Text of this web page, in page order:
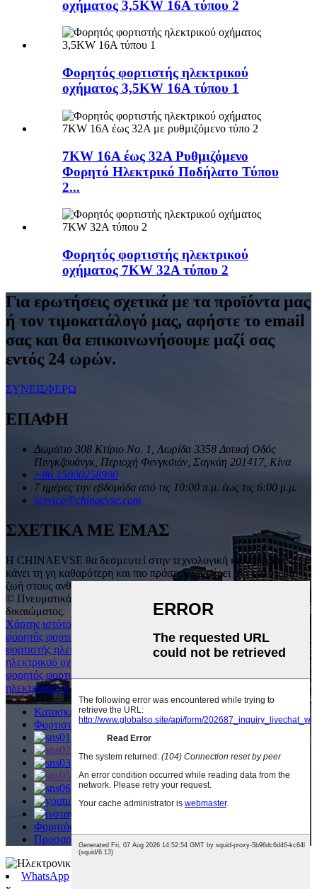
οχήματος 3,5KW 16A τύπου 2
Φορητός φορτιστής ηλεκτρικού
οχήματος 3,5KW 16A τύπου 1
7KW 16A έως 32A Ρυθμιζόμενο
Φορητό Ηλεκτρικό Ποδήλατο Τύπου
2...
Φορητός φορτιστής ηλεκτρικού
οχήματος 7KW 32A τύπου 2
Για ερωτήσεις σχετικά με τα προϊόντα μας
ή τον τιμοκατάλογό μας, αφήστε το email
σας και θα επικοινωνήσουμε μαζί σας
εντός 24 ωρών.
ΣΥΝΕΙΣΦΕΡΩ
ΕΠΑΦΗ
Δωμάτιο 308 Κτίριο Νο. 1, Λωρίδα 3358 Δυτική Οδός
Πινγκζουάνγκ, Περιοχή Φενγκσιάν, Σαγκάη 201417, Κίνα
+86 15000258990
7 ημέρες την εβδομάδα από τις 10:00 π.μ. έως τις 6:00 μ.μ.
service@chinaevse.com
ΣΧΕΤΙΚΑ ΜΕ ΕΜΑΣ
Η CHINAEVSE θα δεσμευτεί στην τεχνολογική καινοτομία για να
κάνει τη γη καθαρότερη και πιο πράσινη, να φέρει μια καλύτερη
ζωή στους ανθρώπους!
© Πνευματικά δικαιώματα - 2010-2023: Με επιφύλαξη παντός
δικαιώματος.
Χάρτης ιστότοπου
φορητός φορτιστής ηλεκτρικού ρεύματος επιπέδου 2 , φορητός
φορτιστής ηλεκτρικού οχήματος επιπέδου 2,Φορητός φορτιστής
ηλεκτρικού οχήματος
φορητός φορτιστής για ηλεκτρικό όχημα
ηλεκτρικού ρεύματος τύπου 2
Κατασκευαστής φορτιστών ηλεκτρικών οχημάτων
Φορτιστής ηλεκτρικού οχήματος επιπέδου 2
Φορητός φορτιστής ηλεκτρικού οχήματος
Προσαρμογέας Tesla σε CCS1
WhatsApp